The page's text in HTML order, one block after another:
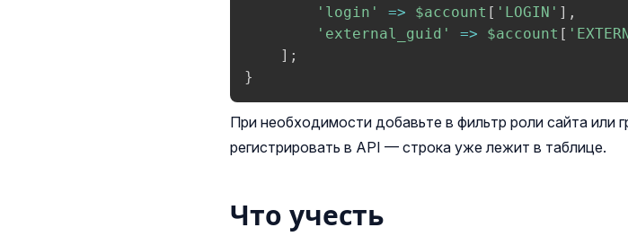
'login'
=> $account [ 'LOGIN' ] ,
'external_guid'
=> $account [
] ;
}
При необходимости добавьте в фильтр роли сайта или
регистрировать в API — строка уже лежит в таблице.
Что учесть